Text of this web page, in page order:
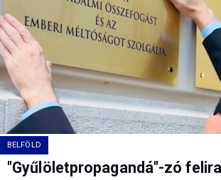
BELFÖLD
"Gyűlöletpropagandá"-zó